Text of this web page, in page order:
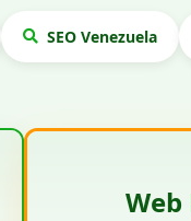
SEO Venezuela
Web